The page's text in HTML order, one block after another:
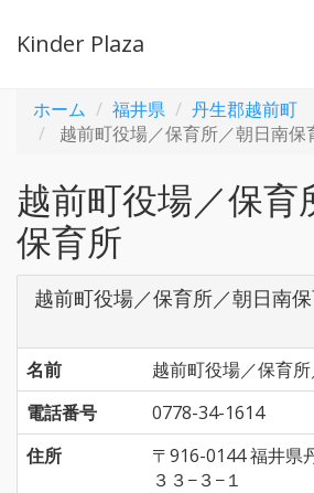
Kinder Plaza
ホーム 福井県
丹生郡越前町
越前町役場／保育所／朝日南保
越前町役場／保育
保育所
越前町役場／保育所／朝日南
名前
越前町役場／保育
電話番号
0778-34-1614
住所
〒916-0144 福井県
３３−３−１